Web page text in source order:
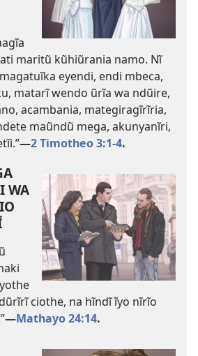
maritũ kũhiũrania namo. Nĩ
eyendi, endi mbeca,
matarĩ wendo ũrĩa wa ndũire,
acambania, mategiragĩrĩria,
maũndũ mega, akunyanĩri,
—2 Timotheo 3:1-4.
WA
ciothe, na hĩndĩ ĩyo nĩrĩo
—Mathayo 24:14.